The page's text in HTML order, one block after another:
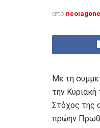
από
Με τη
την
Στόχος της
πρώην